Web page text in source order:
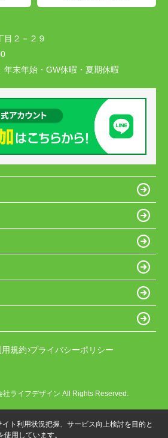
目２－２９
年末年始・GW休暇・夏期休暇
用規約 プライバシーポリシー
社ライフデザイン All Rights Reserved.
ト利用状況把握、サービス向上検討を目的と
用しています。